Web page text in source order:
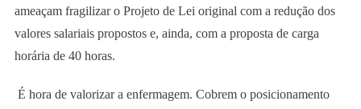
ameaçam fragilizar o Projeto de Lei original com a redução dos
valores salariais propostos e, ainda, com a proposta de carga
horária de 40 horas.
É hora de valorizar a enfermagem. Cobrem o posicionamento